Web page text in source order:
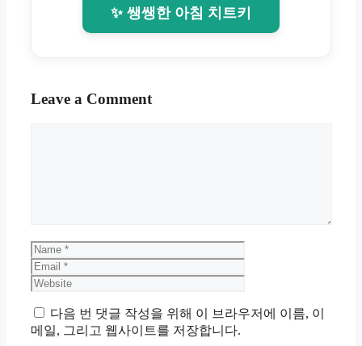
✨ 쌩쌩한 아침 치트키
Leave a Comment
Name
다음 번 댓글 작성을 위해 이 브라우저에 이름, 이
메일, 그리고 웹사이트를 저장합니다.